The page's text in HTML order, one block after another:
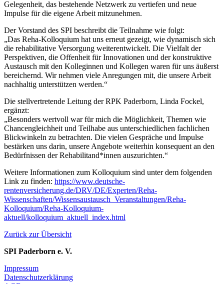
Gelegenheit, das bestehende Netzwerk zu vertiefen und neue
Impulse für die eigene Arbeit mitzunehmen.
Der Vorstand des SPI beschreibt die Teilnahme wie folgt:
„Das Reha‑Kolloquium hat uns erneut gezeigt, wie dynamisch sich
die rehabilitative Versorgung weiterentwickelt. Die Vielfalt der
Perspektiven, die Offenheit für Innovationen und der konstruktive
Austausch mit den Kolleginnen und Kollegen waren für uns äußerst
bereichernd. Wir nehmen viele Anregungen mit, die unsere Arbeit
nachhaltig unterstützen werden.“
Die stellvertretende Leitung der RPK Paderborn, Linda Fockel,
ergänzt:
„Besonders wertvoll war für mich die Möglichkeit, Themen wie
Chancengleichheit und Teilhabe aus unterschiedlichen fachlichen
Blickwinkeln zu betrachten. Die vielen Gespräche und Impulse
bestärken uns darin, unsere Angebote weiterhin konsequent an den
Bedürfnissen der Rehabilitand*innen auszurichten.“
Weitere Informationen zum Kolloquium sind unter dem folgenden
Link zu finden: https://www.deutsche-
rentenversicherung.de/DRV/DE/Experten/Reha-
Wissenschaften/Wissensaustausch_Veranstaltungen/Reha-
Kolloquium/Reha-Kolloquium-
aktuell/kolloquium_aktuell_index.html
Zurück zur Übersicht
SPI Paderborn e. V.
Impressum
Datenschutzerklärung